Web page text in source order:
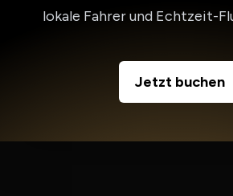
lokale Fahrer und Echtzeit-
Jetzt buchen